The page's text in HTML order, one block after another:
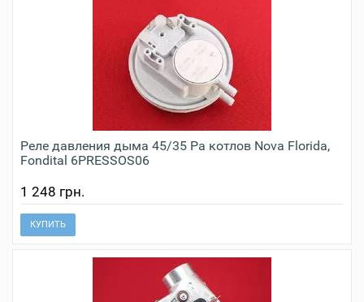
Реле давления дыма 45/35 Pa котлов Nova Florida,
Fondital 6PRESSOS06
1 248 грн.
КУПИТЬ